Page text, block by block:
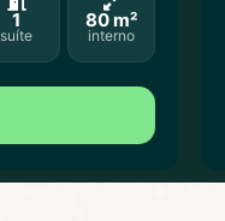
1
suíte
80 m²
interno